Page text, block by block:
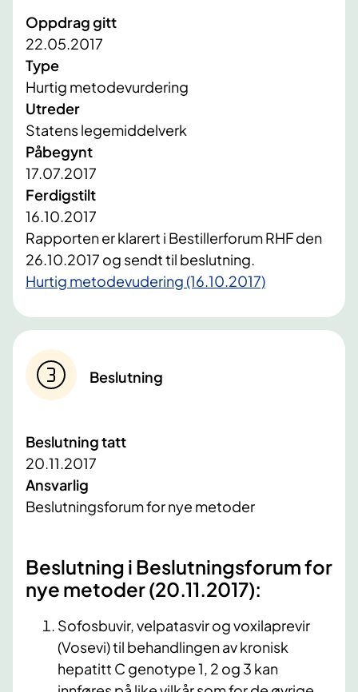
Oppdrag gitt
22.05.2017
Type
Hurtig metodevurdering
Utreder
Statens legemiddelverk
Påbegynt
17.07.2017
Ferdigstilt
16.10.2017
​Rapporten er klarert i Bestillerforum RHF den
26.10.2017 og sendt til beslutning.
Hurtig metodevudering (16.10.2017)
Beslutning
Beslutning tatt
20.11.2017
Ansvarlig
Beslutningsforum for nye metoder
​Beslutning i Beslutningsforum for
nye metoder (20.11.2017):
Sofosbuvir, velpatasvir og voxilaprevir
(Vosevi) til behandlingen av kronisk
hepatitt C genotype 1, 2 og 3 kan